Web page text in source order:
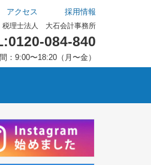
アクセス 採用情報
理士法人 大石会計事務所
084-840
：9:00〜18:20（月〜金）